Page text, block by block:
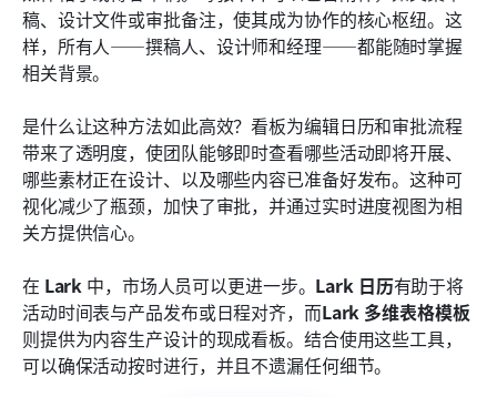
稿、设计文件或审批备注，使其成为协作的核心枢纽。这
样，所有人——撰稿人、设计师和经理——都能随时掌握
相关背景。
是什么让这种方法如此高效？看板为编辑日历和审批流程
带来了透明度，使团队能够即时查看哪些活动即将开展、
哪些素材正在设计、以及哪些内容已准备好发布。这种可
视化减少了瓶颈，加快了审批，并通过实时进度视图为相
关方提供信心。
在 Lark 中，市场人员可以更进一步。 Lark 日历有助于将
活动时间表与产品发布或日程对齐，而Lark 多维表格模板
则提供为内容生产设计的现成看板。结合使用这些工具，
可以确保活动按时进行，并且不遗漏任何细节。